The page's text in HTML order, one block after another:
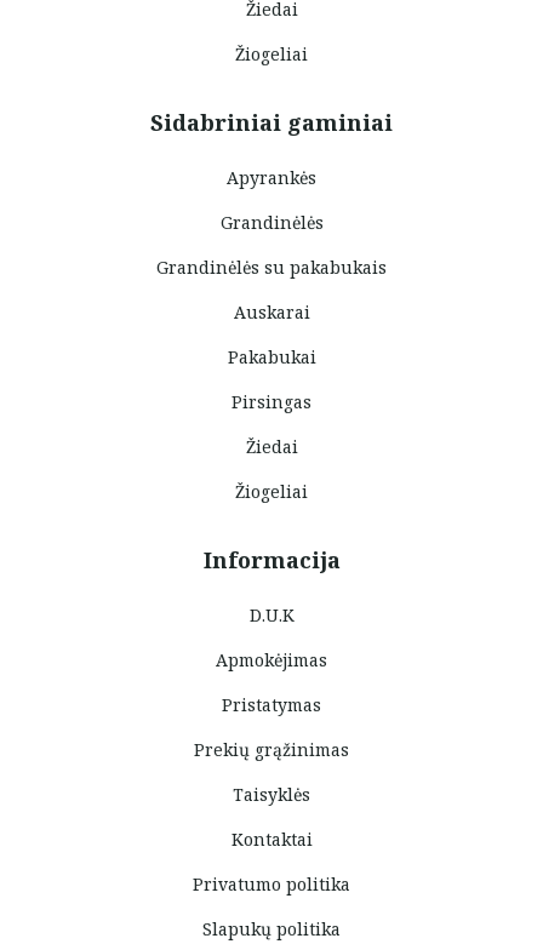
Žiedai
Žiogeliai
Sidabriniai gaminiai
Apyrankės
Grandinėlės
Grandinėlės su pakabukais
Auskarai
Pakabukai
Pirsingas
Žiedai
Žiogeliai
Informacija
D.U.K
Apmokėjimas
Pristatymas
Prekių grąžinimas
Taisyklės
Kontaktai
Privatumo politika
Slapukų politika